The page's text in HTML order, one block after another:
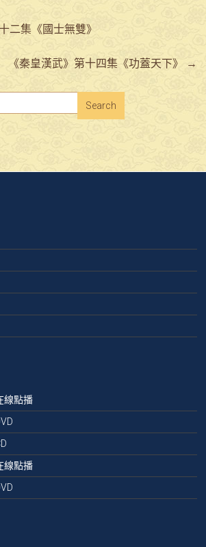
二集《國士無雙》
《秦皇漢武》第十四集《功蓋天下》 →
線點播
線點播